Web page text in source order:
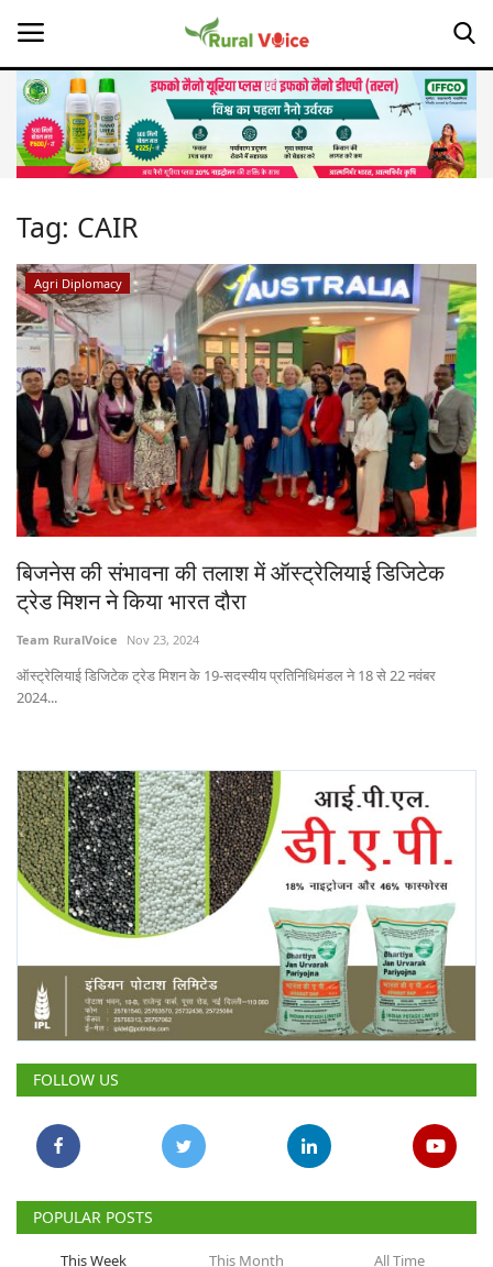
Home
About Us
Leadership Profiles
Opinion
Politics
Magazine
States
Events
Agribusiness
Agritech
International
Rural Dialogue
Ground Report
Rural Connect
Gallery
National
Latest News
Agriculture Conclave and NACOF
Awards 2022
Agri Start-Ups
Tag: CAIR
Agri Diplomacy
बिजनेस की संभावना की तलाश में ऑस्ट्रेलियाई डिजिटेक
ट्रेड मिशन ने किया भारत दौरा
Team RuralVoice Nov 23, 2024
ऑस्ट्रेलियाई डिजिटेक ट्रेड मिशन के 19-सदस्यीय प्रतिनिधिमंडल ने 18 से 22 नवंबर
2024...
FOLLOW US
POPULAR POSTS
This Week This Month All Time